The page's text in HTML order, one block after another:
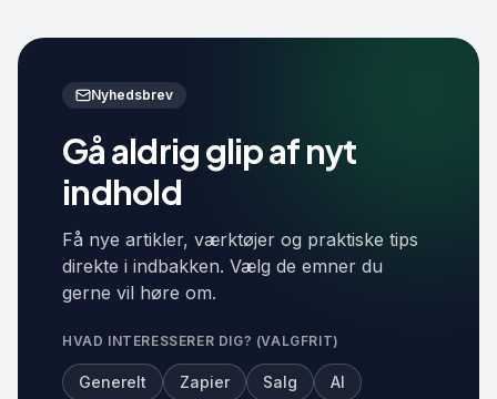
Nyhedsbrev
Gå aldrig glip af nyt
indhold
Få nye artikler, værktøjer og praktiske tips
direkte i indbakken. Vælg de emner du
gerne vil høre om.
HVAD INTERESSERER DIG? (VALGFRIT)
Generelt Zapier Salg AI